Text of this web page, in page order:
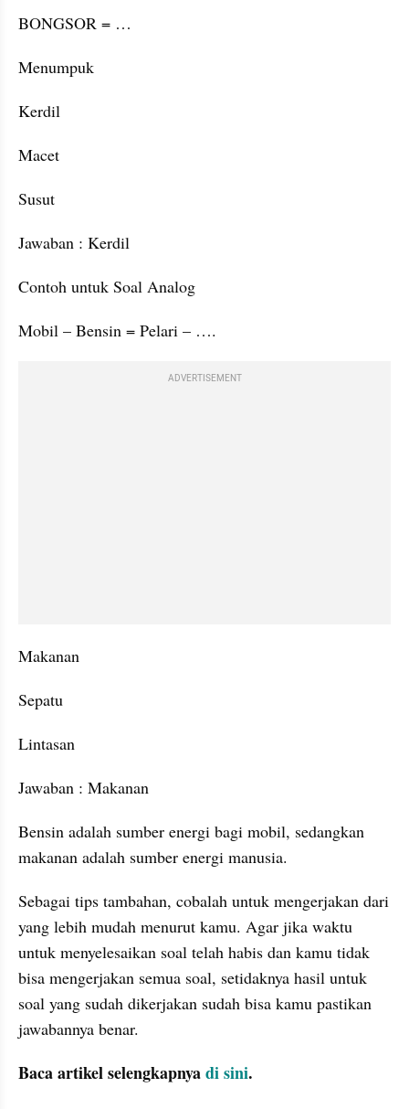
BONGSOR = …
Menumpuk
Kerdil
Macet
Susut
Jawaban : Kerdil
Contoh untuk Soal Analog
Mobil – Bensin = Pelari – ….
ADVERTISEMENT
Makanan
Sepatu
Lintasan
Jawaban : Makanan
Bensin adalah sumber energi bagi mobil, sedangkan
makanan adalah sumber energi manusia.
Sebagai tips tambahan, cobalah untuk mengerjakan dari
yang lebih mudah menurut kamu. Agar jika waktu
untuk menyelesaikan soal telah habis dan kamu tidak
bisa mengerjakan semua soal, setidaknya hasil untuk
soal yang sudah dikerjakan sudah bisa kamu pastikan
jawabannya benar.
Baca artikel selengkapnya di sini.